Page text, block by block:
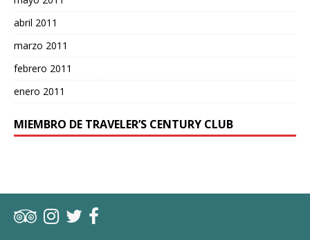
abril 2011
marzo 2011
febrero 2011
enero 2011
MIEMBRO DE TRAVELER’S CENTURY CLUB